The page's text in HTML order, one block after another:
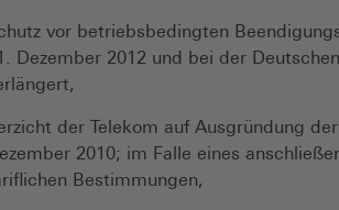
vor betriebsbedingten
Dezember 2012 und bei der
der Telekom auf Ausgründung
2010; im Falle eines
Bestimmungen,